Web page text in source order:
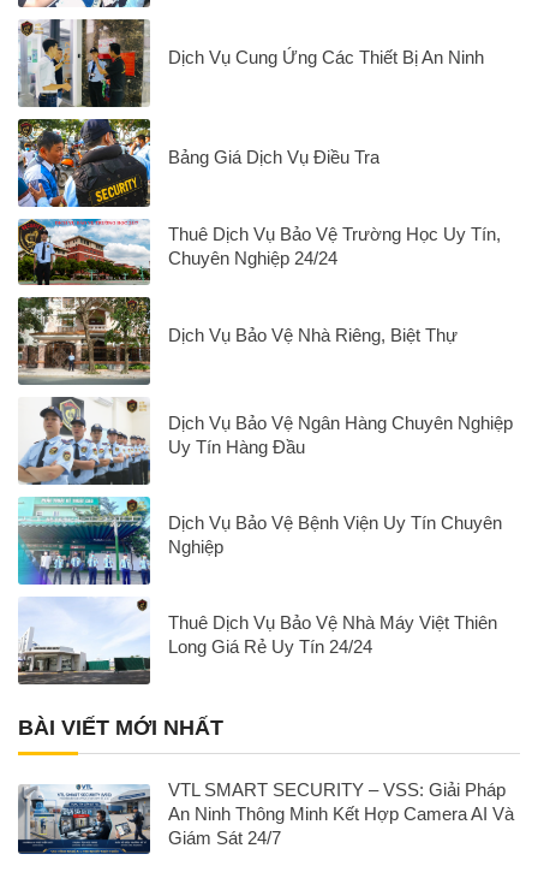
Dịch Vụ Cung Ứng Các Thiết Bị An Ninh
Bảng Giá Dịch Vụ Điều Tra
Thuê Dịch Vụ Bảo Vệ Trường Học Uy Tín,
Chuyên Nghiệp 24/24
Dịch Vụ Bảo Vệ Nhà Riêng, Biệt Thự
Dịch Vụ Bảo Vệ Ngân Hàng Chuyên Nghiệp
Uy Tín Hàng Đầu
Dịch Vụ Bảo Vệ Bệnh Viện Uy Tín Chuyên
Nghiệp
Thuê Dịch Vụ Bảo Vệ Nhà Máy Việt Thiên
Long Giá Rẻ Uy Tín 24/24
BÀI VIẾT MỚI NHẤT
VTL SMART SECURITY – VSS: Giải Pháp
An Ninh Thông Minh Kết Hợp Camera AI Và
Giám Sát 24/7